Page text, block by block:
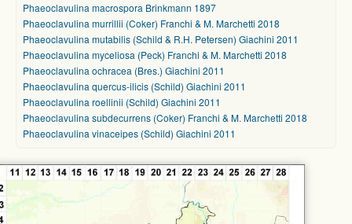
Phaeoclavulina macrospora Brinkmann 1897
Phaeoclavulina murrillii (Coker) Franchi & M. Marchetti 2018
Phaeoclavulina mutabilis (Schild & R.H. Petersen) Giachini 2011
Phaeoclavulina myceliosa (Peck) Franchi & M. Marchetti 2018
Phaeoclavulina ochracea (Bres.) Giachini 2011
Phaeoclavulina quercus-ilicis (Schild) Giachini 2011
Phaeoclavulina roellinii (Schild) Giachini 2011
Phaeoclavulina subdecurrens (Coker) Franchi & M. Marchetti 2018
Phaeoclavulina vinaceipes (Schild) Giachini 2011